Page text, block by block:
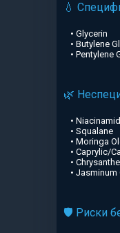
💧
• Glycerin
• Butylene
• Pentylene
🌿
•
• Squalane
• Moringa
• Caprylic/
•
•
🛡️ Риски